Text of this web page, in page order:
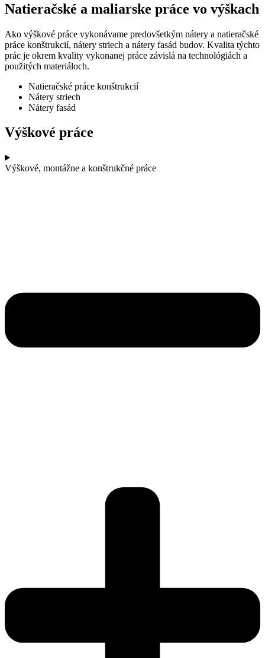
Natieračské a maliarske práce vo výškach
Ako výškové práce vykonávame predovšetkým nátery a natieračské
práce konštrukcií, nátery striech a nátery fasád budov. Kvalita týchto
prác je okrem kvality vykonanej práce závislá na technológiách a
použitých materiáloch.
Natieračské práce konštrukcií
Nátery striech
Nátery fasád
Výškové práce
Výškové, montážne a konštrukčné práce